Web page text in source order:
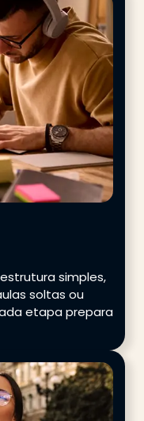
simples,
soltas ou
etapa prepara